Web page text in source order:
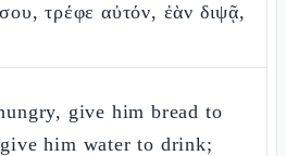
τρέφε αὐτόν, ἐὰν διψᾷ,
give him bread to
him water to drink;